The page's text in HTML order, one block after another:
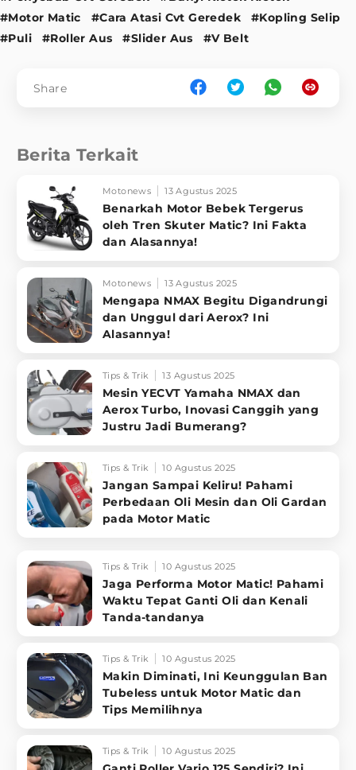
#Motor Matic
#Cara Atasi Cvt Geredek
#Kopling Selip
#Puli
#Roller Aus #Slider Aus #V Belt
Share
Berita Terkait
Motonews 13 Agustus 2025
Benarkah Motor Bebek Tergerus
oleh Tren Skuter Matic? Ini Fakta
dan Alasannya!
Motonews 13 Agustus 2025
Mengapa NMAX Begitu Digandrungi
dan Unggul dari Aerox? Ini
Alasannya!
Tips & Trik 13 Agustus 2025
Mesin YECVT Yamaha NMAX dan
Aerox Turbo, Inovasi Canggih yang
Justru Jadi Bumerang?
Tips & Trik 10 Agustus 2025
Jangan Sampai Keliru! Pahami
Perbedaan Oli Mesin dan Oli Gardan
pada Motor Matic
Tips & Trik 10 Agustus 2025
Jaga Performa Motor Matic! Pahami
Waktu Tepat Ganti Oli dan Kenali
Tanda-tandanya
Tips & Trik 10 Agustus 2025
Makin Diminati, Ini Keunggulan Ban
Tubeless untuk Motor Matic dan
Tips Memilihnya
Tips & Trik 10 Agustus 2025